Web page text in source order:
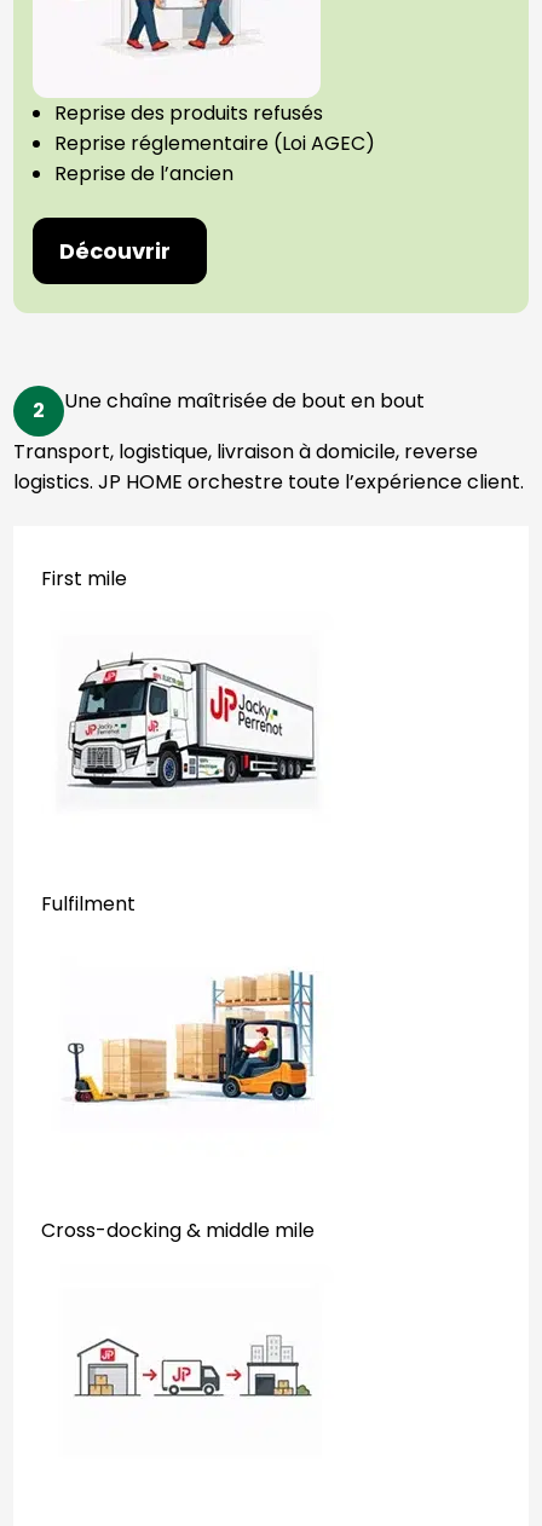
Reprise des produits refusés
Reprise réglementaire (Loi AGEC)
Reprise de l’ancien
Découvrir
2
Une chaîne maîtrisée de bout en bout
Transport, logistique, livraison à domicile, reverse
logistics. JP HOME orchestre toute l’expérience client.
First mile
Fulfilment
Cross-docking & middle mile